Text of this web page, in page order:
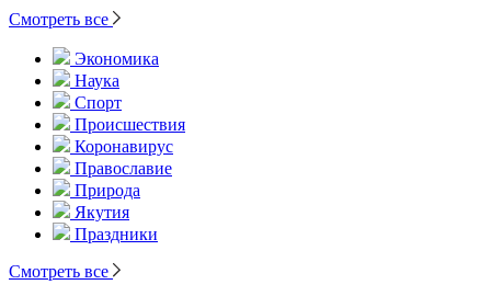
Смотреть все
Экономика
Наука
Спорт
Происшествия
Коронавирус
Православие
Природа
Якутия
Праздники
Смотреть все